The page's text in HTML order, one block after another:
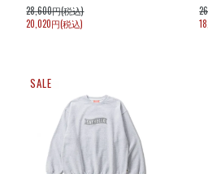
28,600円(税込)
20,020円(税込)
SALE